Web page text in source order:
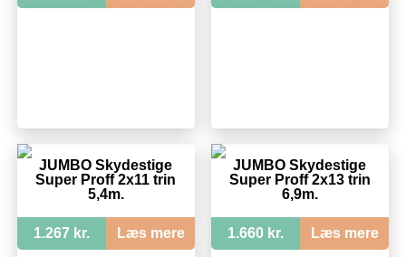
JUMBO Skydestige
Super Proff 2x11 trin
5,4m.
1.267 kr. Læs mere
JUMBO Skydestige
Super Proff 2x13 trin
6,9m.
1.660 kr. Læs mere